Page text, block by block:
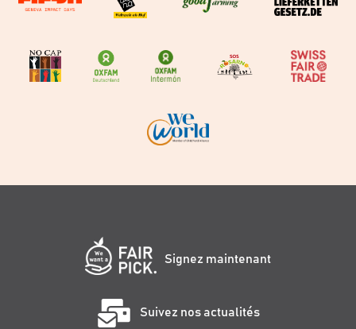
Signez maintenant
Suivez nos actualités